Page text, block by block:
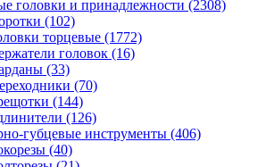
головки и принадлежности (2308)
(102)
торцевые (1772)
головок (16)
(33)
(70)
(144)
(126)
губцевые инструменты (406)
(40)